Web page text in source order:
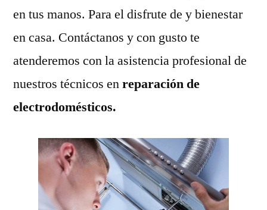
en tus manos. Para el disfrute de y bienestar
en casa. Contáctanos y con gusto te
atenderemos con la asistencia profesional de
nuestros técnicos enreparación de
electrodomésticos.